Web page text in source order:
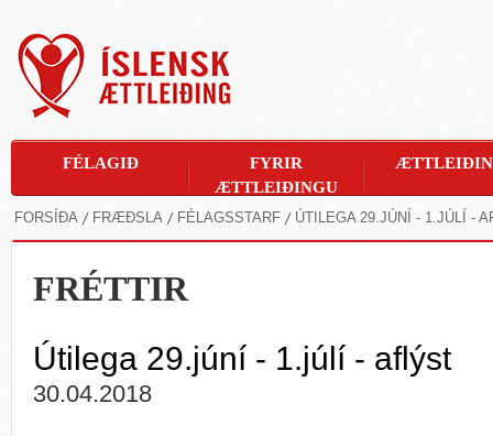
FORSÍÐA FRÆÐSLA FÉLAGSSTARF ÚTILEGA 29.JÚNÍ - 1.JÚLÍ -
FRÉTTIR
Útilega 29.júní - 1.júlí - aflýst
30.04.2018
FÉLAGIÐ
FYRIR
ÆTTLEIÐINGU